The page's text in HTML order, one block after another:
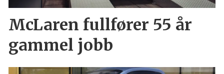
McLaren fullfører 55 år
gammel jobb